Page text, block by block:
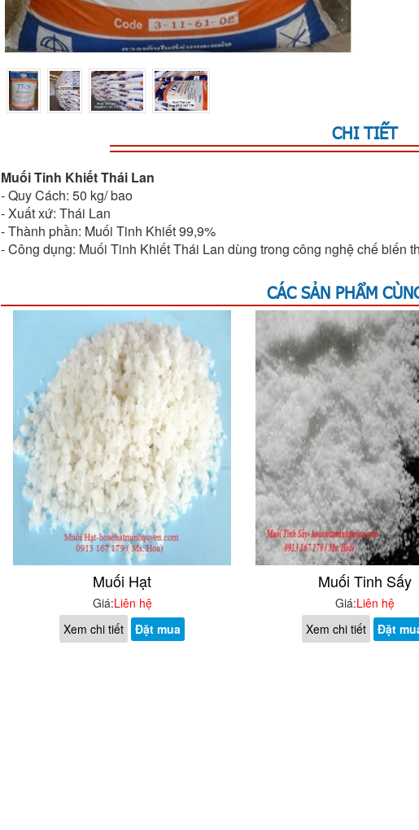
CHI TIẾT
Muối Tinh Khiết Thái Lan
- Quy Cách: 50 kg/ bao
- Xuất xứ: Thái Lan
- Thành phần: Muối Tinh Khiết 99,9%
- Công dụng: Muối Tinh Khiết Thái Lan dùng trong công nghệ chế biến
CÁC SẢN PHẨM
Muối Hạt
Giá:Liên hệ
Xem chi tiết
Đặt mua
Muối Tinh Sấy
Giá:Liên hệ
Xem chi tiết
Đặt